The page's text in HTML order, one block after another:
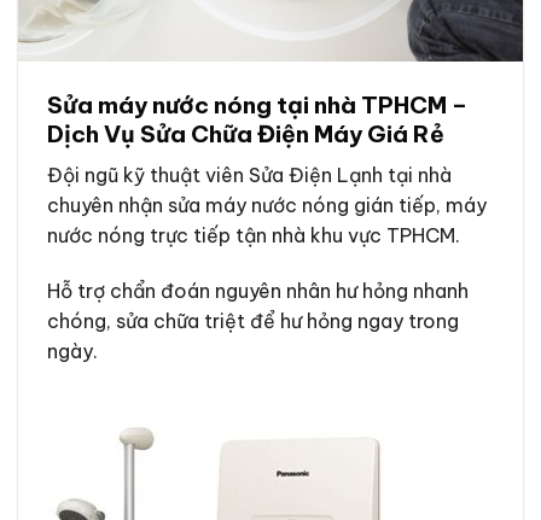
Sửa máy nước nóng tại nhà TPHCM –
Dịch Vụ Sửa Chữa Điện Máy Giá Rẻ
Đội ngũ kỹ thuật viên Sửa Điện Lạnh tại nhà
chuyên nhận sửa máy nước nóng gián tiếp, máy
nước nóng trực tiếp tận nhà khu vực TPHCM.
Hỗ trợ chẩn đoán nguyên nhân hư hỏng nhanh
chóng, sửa chữa triệt để hư hỏng ngay trong
ngày.